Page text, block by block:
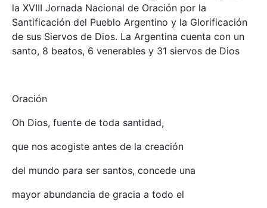
la XVIII Jornada Nacional de Oración por la
Santificación del Pueblo Argentino y la Glorificación
de sus Siervos de Dios. La Argentina cuenta con un
santo, 8 beatos, 6 venerables y 31 siervos de Dios
Oración
Oh Dios, fuente de toda santidad,
que nos acogiste antes de la creación
del mundo para ser santos, concede una
mayor abundancia de gracia a todo el